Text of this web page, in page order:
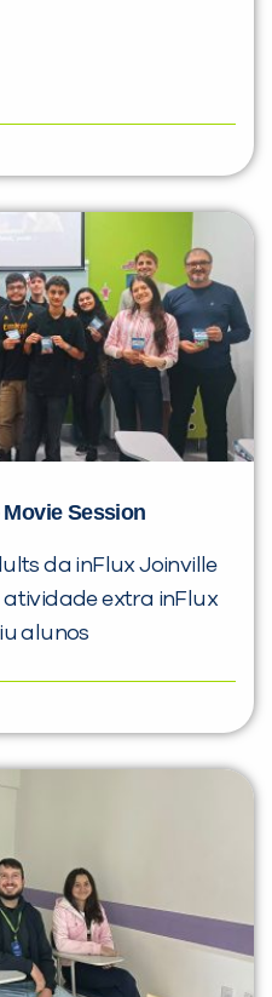
Session
da inFlux Joinville
extra inFlux
alunos